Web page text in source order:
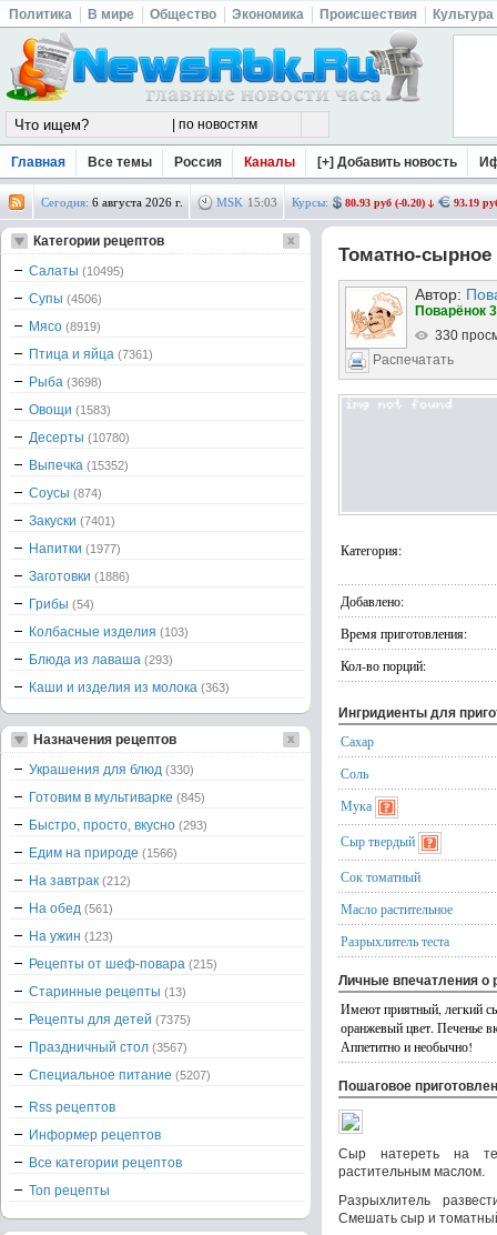
Политика В мире Общество Экономика Происшествия Культура
Главная Все темы Россия Каналы [+] Добавить новость
Сегодня: 6 августа 2026 г. MSK 15:03 Курсы: 80.93 руб (-0.20) 93.19
Томатно-сырное
Автор:
Поварёнок
330
Распечатать
Категория:
Добавлено:
Время приготовления:
Кол-во порций:
Ингридиенты для
Сахар
Соль
Мука
Сыр твердый
Сок томатный
Масло растительное
Разрыхлитель теста
Личные впечатления о
Имеют приятный, легкий
оранжевый цвет. Печенье
Аппетитно и необычно!
Пошаговое
Сыр натереть на
растительным маслом.
Разрыхлитель
Смешать сыр и
Категории рецептов
Салаты (10495)
Супы (4506)
Мясо (8919)
Птица и яйца (7361)
Рыба (3698)
Овощи (1583)
Десерты (10780)
Выпечка (15352)
Соусы (874)
Закуски (7401)
Напитки (1977)
Заготовки (1886)
Грибы (54)
Колбасные изделия (103)
Блюда из лаваша (293)
Каши и изделия из молока (363)
Назначения рецептов
Украшения для блюд (330)
Готовим в мультиварке (845)
Быстро, просто, вкусно (293)
Едим на природе (1566)
На завтрак (212)
На обед (561)
На ужин (123)
Рецепты от шеф-повара (215)
Старинные рецепты (13)
Рецепты для детей (7375)
Праздничный стол (3567)
Специальное питание (5207)
Rss рецептов
Информер рецептов
Все категории рецептов
Топ рецепты